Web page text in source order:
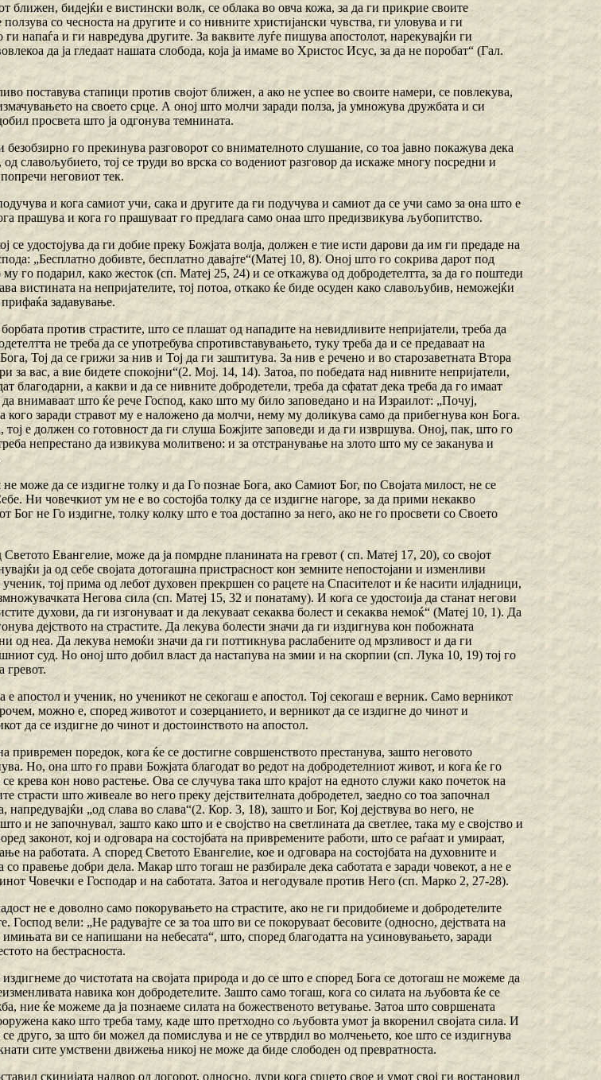
ближен, бидејќи е вистински волк, се облака во овча кожа, за да ги прикрие своите
со чесноста на другите и со нивните христијански чувства, ги уловува и ги
напаѓа и ги навредува другите. За ваквите луѓе пишува апостолот, нарекувајќи ги
да ја гледаат нашата слобода, која ја имаме во Христос Исус, за да не поробат“ (Гал.
поставува стапици против својот ближен, а ако не успее во своите намери, се повлекува,
на своето срце. А оној што молчи заради полза, ја умножува дружбата и си
просвета што ја одгонува темнината.
го прекинува разговорот со внимателното слушание, со тоа јавно покажува дека
славољубието, тој се труди во врска со водениот разговор да искаже многу посредни и
неговиот тек.
и кога самиот учи, сака и другите да ги подучува и самиот да се учи само за она што е
прашува и кога го прашуваат го предлага само онаа што предизвикува љубопитство.
се удостојува да ги добие преку Божјата волја, должен е тие исти дарови да им ги предаде на
„Бесплатно добивте, бесплатно давајте“(Матеј 10, 8). Оној што го сокрива дарот под
му го подарил, како жесток (сп. Матеј 25, 24) и се откажува од добродетелтта, за да го поштеди
вистината на непријателите, тој потоа, откако ќе биде осуден како славољубив, неможејќи
задавување.
против страстите, што се плашат од нападите на невидливите непријатели, треба да
не треба да се употребува спротивставувањето, туку треба да и се предаваат на
Тој да се грижи за нив и Тој да ги заштитува. За нив е речено и во старозаветната Втора
за вас, а вие бидете спокојни“(2. Мој. 14, 14). Затоа, по победата над нивните непријатели,
благодарни, а какви и да се нивните добродетели, треба да сфатат дека треба да го имаат
внимаваат што ќе рече Господ, како што му било заповедано и на Израилот: „Почуј,
кого заради стравот му е наложено да молчи, нему му доликува само да прибегнува кон Бога.
е должен со готовност да ги слуша Божјите заповеди и да ги извршува. Оној, пак, што го
непрестано да извикува молитвено: и за отстранување на злото што му се заканува и
може да се издигне толку и да Го познае Бога, ако Самиот Бог, по Својата милост, не се
Ни човечкиот ум не е во состојба толку да се издигне нагоре, за да прими некакво
Бог не Го издигне, толку колку што е тоа достапно за него, ако не го просвети со Своето
Евангелие, може да ја помрдне планината на гревот ( сп. Матеј 17, 20), со својот
ја од себе својата дотогашна пристрасност кон земните непостојани и изменливи
тој прима од лебот духовен прекршен со рацете на Спасителот и ќе насити илјадници,
Негова сила (сп. Матеј 15, 32 и понатаму). И кога се удостоија да станат негови
духови, да ги изгонуваат и да лекуваат секаква болест и секаква немоќ“ (Матеј 10, 1). Да
дејството на страстите. Да лекува болести значи да ги издигнува кон побожната
од неа. Да лекува немоќи значи да ги поттикнува раслабените од мрзливост и да ги
суд. Ho оној што добил власт да настапува на змии и на скорпии (сп. Лука 10, 19) тој го
гревот.
е апостол и ученик, но ученикот не секогаш е апостол. Тој секогаш е верник. Само верникот
можно е, според животот и созерцанието, и верникот да се издигне до чинот и
да се издигне до чинот и достоинството на апостол.
привремен поредок, кога ќе се достигне совршенството престанува, зашто неговото
Но, она што го прави Божјата благодат во редот на добродетелниот живот, и кога ќе го
крева кон ново растење. Ова се случува така што крајот на едното служи како почеток на
страсти што живеале во него преку дејствителната добродетел, заедно со тоа започнал
„од слава во слава“(2. Кор. 3, 18), зашто и Бог, Кој дејствува во него, не
и не започнувал, зашто како што и e својство на светлината да светлее, така му е својство и
законот, кој и одговара на состојбата на привремените работи, што се раѓаат и умираат,
на работата. А според Светото Евангелие, кое и одговара на состојбата на духовните и
правење добри дела. Макар што тогаш не разбирале дека саботата e заради човекот, а не е
Човечки е Господар и на саботата. Затоа и негодувале против Него (сп. Марко 2, 27-28).
не е доволно само покорувањето на страстите, ако не ги придобиеме и добродетелите
Господ вели: „Не радувајте се за тоа што ви се покоруваат бесовите (односно, дејствата на
имињата ви се напишани на небесата“, што, според благодатта на усиновувањето, заради
на бестрасноста.
до чистотата на својата природа и до се што е според Бога се дотогаш не можеме да
навика кон добродетелите. Зашто само тогаш, кога со силата на љубовта ќе се
ние ќе можеме да ја познаеме силата на божественото ветување. Затоа што совршената
како што треба таму, каде што претходно со љубовта умот ја вкоренил својата сила. И
се друго, за што би можел да помислува и не се утврдил во молчењето, кое што се издигнува
сите умствени движења никој не може да биде слободен од превратноста.
скинијата надвор од логорот, односно, дури кога срцето свое и умот свој ги востановил